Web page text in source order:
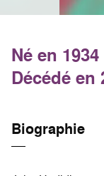
Né en
Décédé en
Biographie